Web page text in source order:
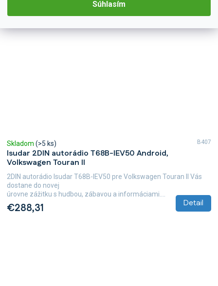
Súhlasím
Isudar 2DIN autorádio T68B-IEV50 Android,
Volkswagen Touran II
Skladom (>5 ks)
€288,31 Detail
2DIN autorádio Isudar T68B-IEV50 pre Volkswagen Touran II Vás
dostane do novej
úrovne zážitku s hudbou, zábavou a informáciami....
B407